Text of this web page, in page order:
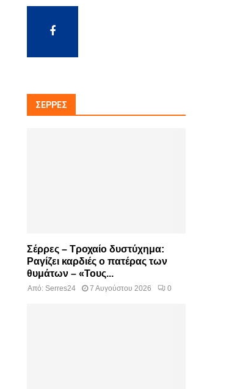
ΣΈΡΡΕΣ
Σέρρες – Τροχαίο δυστύχημα:
Ραγίζει καρδιές ο πατέρας των
θυμάτων – «Τους...
Από: Serres24 7 Αυγούστου 2026 0